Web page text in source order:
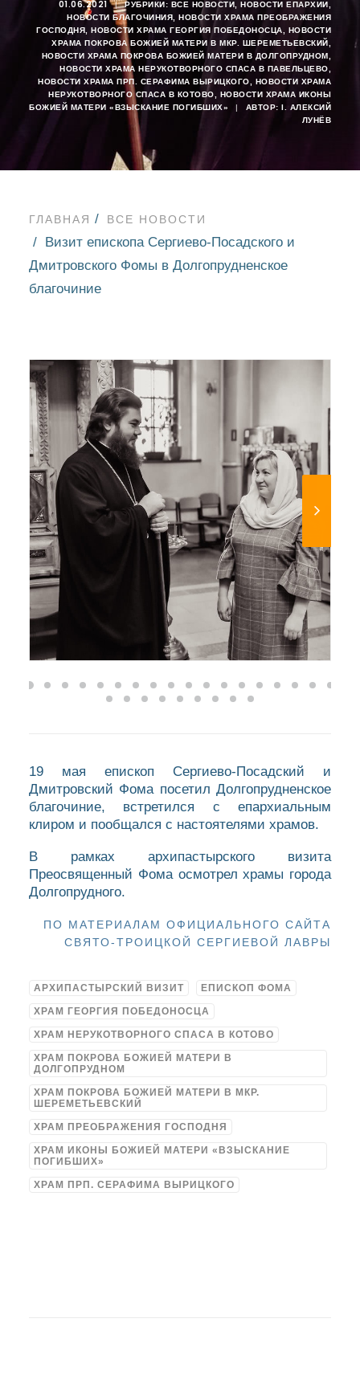
01.06.2021 | РУБРИКИ: ВСЕ НОВОСТИ НОВОСТИ ЕПАРХИИ
НОВОСТИ БЛАГОЧИНИЯ
НОВОСТИ ХРАМА ПРЕОБРАЖЕНИЯ
ГОСПОДНЯ
НОВОСТИ ХРАМА ГЕОРГИЯ ПОБЕДОНОСЦА
НОВОСТИ
ХРАМА ПОКРОВА БОЖИЕЙ МАТЕРИ В МКР. ШЕРЕМЕТЬЕВСКИЙ
НОВОСТИ ХРАМА ПОКРОВА БОЖИЕЙ МАТЕРИ В ДОЛГОПРУДНОМ
НОВОСТИ ХРАМА НЕРУКОТВОРНОГО СПАСА В ПАВЕЛЬЦЕВО
НОВОСТИ ХРАМА ПРП. СЕРАФИМА ВЫРИЦКОГО
НОВОСТИ ХРАМА
НЕРУКОТВОРНОГО СПАСА В КОТОВО
НОВОСТИ ХРАМА ИКОНЫ
БОЖИЕЙ МАТЕРИ «ВЗЫСКАНИЕ ПОГИБШИХ»
| АВТОР: I. АЛЕКСИЙ
ЛУНЁВ
ГЛАВНАЯ ВСЕ НОВОСТИ
Визит епископа Сергиево-Посадского и
Дмитровского Фомы в Долгопрудненское
благочиние
19 мая епископ Сергиево-Посадский и
Дмитровский Фома посетил Долгопрудненское
благочиние, встретился с епархиальным
клиром и пообщался с настоятелями храмов.
В рамках архипастырского визита
Преосвященный Фома осмотрел храмы города
Долгопрудного.
ПО МАТЕРИАЛАМ ОФИЦИАЛЬНОГО САЙТА
СВЯТО-ТРОИЦКОЙ СЕРГИЕВОЙ ЛАВРЫ
АРХИПАСТЫРСКИЙ ВИЗИТ ЕПИСКОП ФОМА
ХРАМ ГЕОРГИЯ ПОБЕДОНОСЦА
ХРАМ НЕРУКОТВОРНОГО СПАСА В КОТОВО
ХРАМ ПОКРОВА БОЖИЕЙ МАТЕРИ В
ДОЛГОПРУДНОМ
ХРАМ ПОКРОВА БОЖИЕЙ МАТЕРИ В МКР.
ШЕРЕМЕТЬЕВСКИЙ
ХРАМ ПРЕОБРАЖЕНИЯ ГОСПОДНЯ
ХРАМ ИКОНЫ БОЖИЕЙ МАТЕРИ «ВЗЫСКАНИЕ
ПОГИБШИХ»
ХРАМ ПРП. СЕРАФИМА ВЫРИЦКОГО